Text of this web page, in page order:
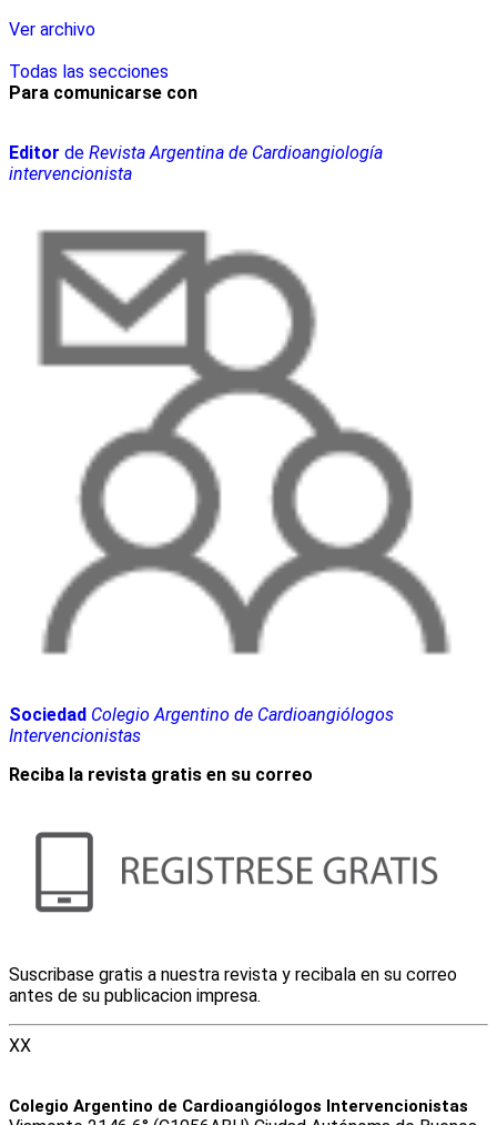
Ver archivo
Todas las secciones
Para comunicarse con
Editor de Revista Argentina de Cardioangiología
intervencionista
Sociedad Colegio Argentino de Cardioangiólogos
Intervencionistas
Reciba la revista gratis en su correo
Suscribase gratis a nuestra revista y recibala en su correo
antes de su publicacion impresa.
XX
Colegio Argentino de Cardioangiólogos Intervencionistas